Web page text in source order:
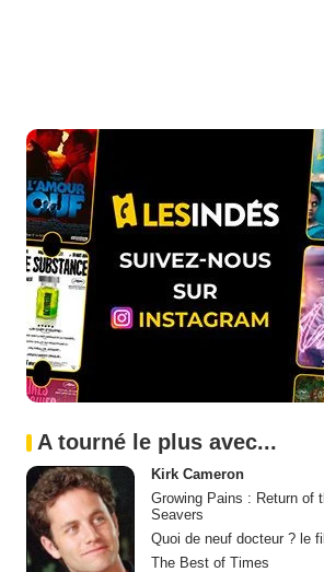
A tourné le plus avec...
Kirk Cameron
Growing Pains : Return of
Seavers
Quoi de neuf docteur ? le
The Best of Times